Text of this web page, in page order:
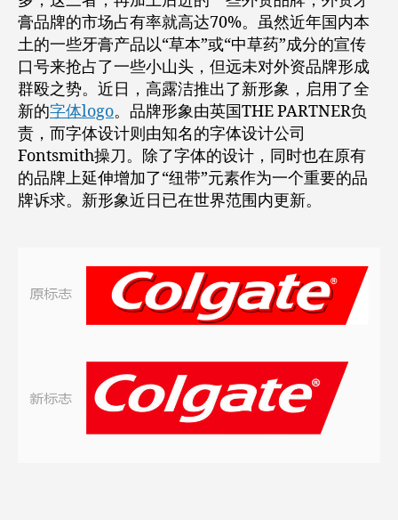
膏品牌的市场占有率就高达70%。虽然近年国内本
土的一些牙膏产品以“草本”或“中草药”成分的宣传
口号来抢占了一些小山头，但远未对外资品牌形成
群殴之势。近日，高露洁推出了新形象，启用了全
新的字体logo。品牌形象由英国THE PARTNER负
责，而字体设计则由知名的字体设计公司
Fontsmith操刀。除了字体的设计，同时也在原有
的品牌上延伸增加了“纽带”元素作为一个重要的品
牌诉求。新形象近日已在世界范围内更新。